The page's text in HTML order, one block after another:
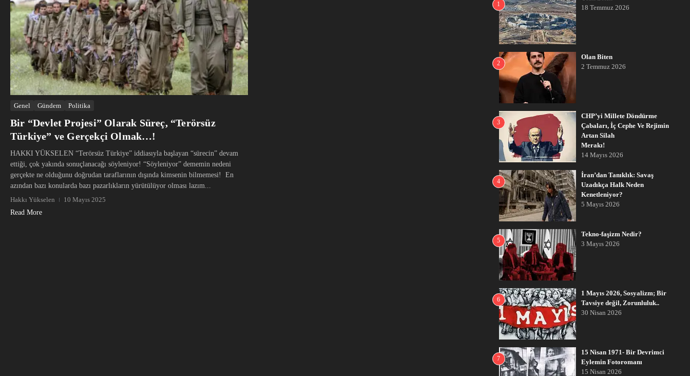
Genel Gündem Politika
Bir “Devlet Projesi” Olarak Süreç, “Terörsüz
Türkiye” ve Gerçekçi Olmak…!
HAKKI YÜKSELEN “Terörsüz Türkiye” iddiasıyla başlayan “sürecin” devam
ettiği, çok yakında sonuçlanacağı söyleniyor! “Söyleniyor” dememin nedeni
gerçekte ne olduğunu doğrudan taraflarının dışında kimsenin bilmemesi! En
azından bazı konularda bazı pazarlıkların yürütülüyor olması lazım...
Hakkı Yükselen
10 Mayıs 2025
Read More
1
18 Temmuz 2026
2
Olan Biten
2 Temmuz 2026
3
CHP’yi Millete Döndürme
Çabaları, İç Cephe Ve Rejimin
Artan Silah
Merakı!
14 Mayıs 2026
4
İran’dan Tanıklık: Savaş
Uzadıkça Halk Neden
Kenetleniyor?
5 Mayıs 2026
5
Tekno-faşizm Nedir?
3 Mayıs 2026
6
1 Mayıs 2026, Sosyalizm; Bir
Tavsiye değil, Zorunluluk..
30 Nisan 2026
7
15 Nisan 1971- Bir Devrimci
Eylemin Fotoromanı
15 Nisan 2026